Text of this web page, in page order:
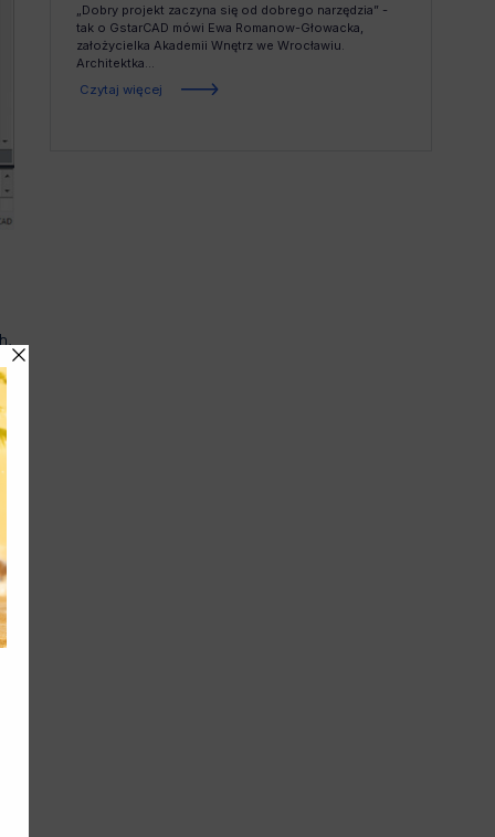
„Dobry projekt zaczyna się od dobrego narzędzia” -
tak o GstarCAD mówi Ewa Romanow-Głowacka,
założycielka Akademii Wnętrz we Wrocławiu.
Architektka...
Czytaj więcej